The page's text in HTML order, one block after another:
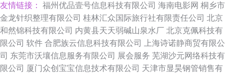
友情链接： 福州优品壹号信息科技有限公司 海南电影网 桐乡市
金龙针织整理有限公司 桂林汇众国际旅行社有限责任公司 北京
和然锦科技有限公司 内黄县天天弱碱山泉水厂 北京克佩科技有
限公司 软件 合肥族云信息科技有限公司
上海诗诺静商贸有限公
司 东莞市沃壤信息服务有限公司 展会服务 芜湖沙元网络科技有
限公司 厦门众创宝宝信息技术有限公司 天津市显昊钢管销售有